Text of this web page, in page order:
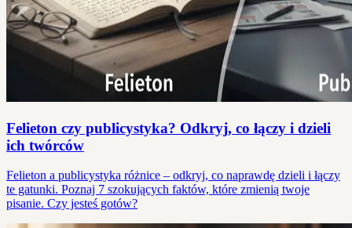
Felieton czy publicystyka? Odkryj, co łączy i dzieli
ich twórców
Felieton a publicystyka różnice – odkryj, co naprawdę dzieli i łączy
te gatunki. Poznaj 7 szokujących faktów, które zmienią twoje
pisanie. Czy jesteś gotów?